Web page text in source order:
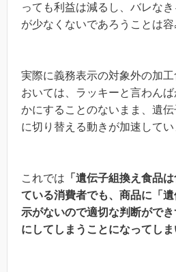
っても利益は減るし、バレな
が少なくないであろうことは容
実際に義務表示の対象外の加
おいては、ラッキーと言わん
かにすることのないまま、遺
に切り替える動きが加速してい
これでは 「遺伝子組換え食品
ている消費者でも、商品に「
示がないので適切な判断がで
にしてしまうことになってしま